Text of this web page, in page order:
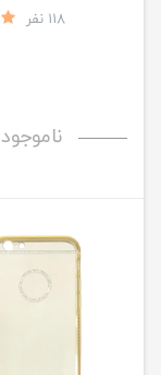
6 Plus/6S Plus
118 نفر
ناموجود